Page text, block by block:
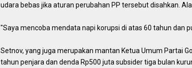
udara bebas jika aturan perubahan PP tersebut disahkan.
"Saya mencoba mendata napi korupsi di atas 60 tahun dan
Setnov, yang juga merupakan mantan Ketua Umum Partai
tahun penjara dan denda Rp500 juta subsider tiga bulan